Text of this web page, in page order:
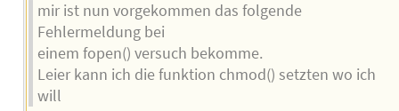
mir ist nun vorgekommen das folgende
Fehlermeldung bei
einem fopen() versuch bekomme.
Leier kann ich die funktion chmod() setzten wo ich
will